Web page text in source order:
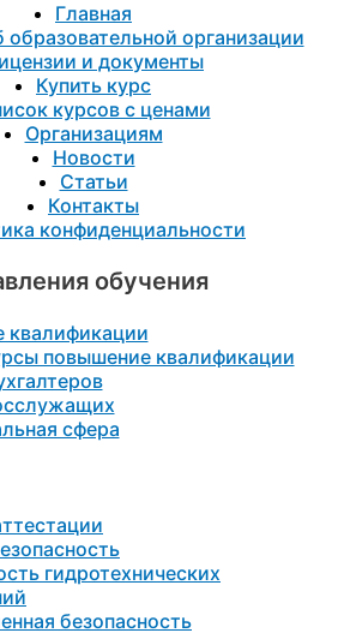
Главная
образовательной организации
и документы
Купить курс
курсов с ценами
Организациям
Новости
Статьи
Контакты
конфиденциальности
обучения
повышение квалификации
сфера
гидротехнических
безопасность